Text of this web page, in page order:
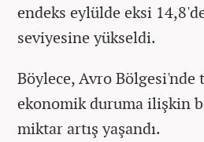
endeks eylülde eksi
seviyesine yükseldi.
Böylece, Avro
ekonomik duruma ilişkin
miktar artış yaşandı.